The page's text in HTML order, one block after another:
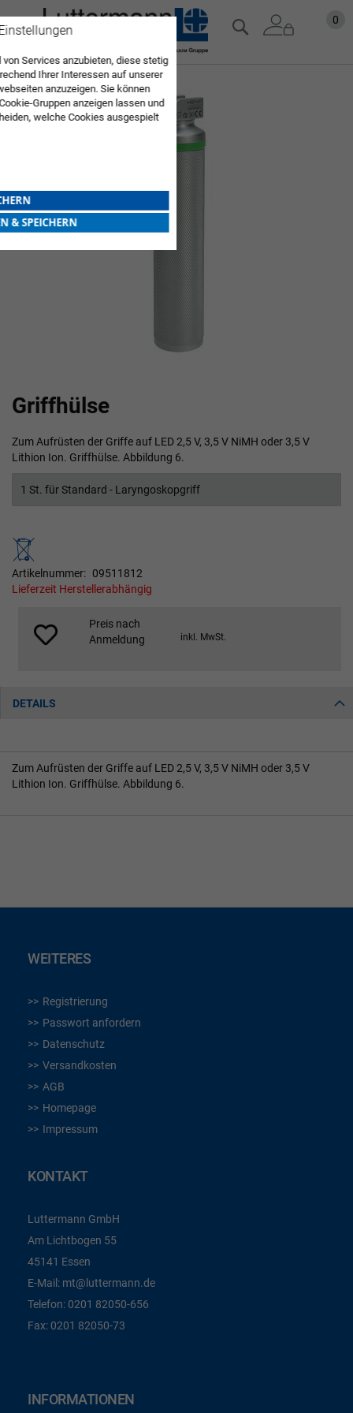
Zum
Inhalt
0
Suche
Griffhülse
Zum Aufrüsten der Griffe auf LED 2,5 V, 3,5 V NiMH oder 3,5 V
Lithion Ion. Griffhülse. Abbildung 6.
1 St. für Standard - Laryngoskopgriff
Artikelnummer
09511812
Lieferzeit Herstellerabhängig
Preis nach
Anmeldung
inkl. MwSt.
Zum
Ende
der
Anfang
der
springen
DETAILS
Zum Aufrüsten der Griffe auf LED 2,5 V, 3,5 V NiMH oder 3,5 V
Lithion Ion. Griffhülse. Abbildung 6.
WEITERES
Registrierung
Passwort anfordern
Datenschutz
Versandkosten
AGB
Homepage
Impressum
KONTAKT
Luttermann GmbH
Am Lichtbogen 55
45141 Essen
E-Mail: mt@luttermann.de
Telefon: 0201 82050-656
Fax: 0201 82050-73
INFORMATIONEN
Services anzubieten, diese stetig
Ihrer Interessen auf unserer
anzuzeigen. Sie können
Gruppen anzeigen lassen und
welche Cookies ausgespielt
& SPEICHERN